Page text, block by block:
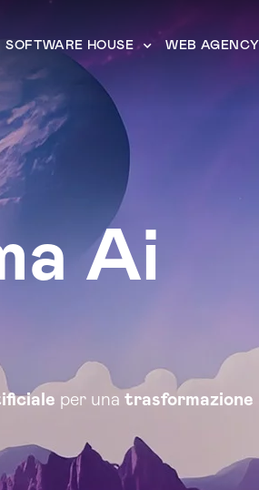
SOFTWARE HOUSE WEB AGENCY
Ai
per una trasformazione